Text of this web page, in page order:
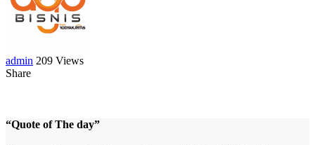
admin 209 Views
Share
“Quote of The day”